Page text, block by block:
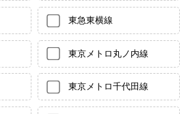
東急東横線
東京メトロ丸ノ内線
東京メトロ千代田線